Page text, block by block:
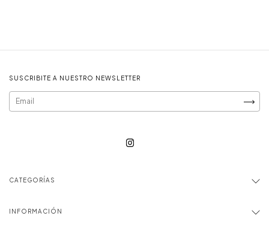
SUSCRIBITE A NUESTRO NEWSLETTER
CATEGORÍAS
INFORMACIÓN